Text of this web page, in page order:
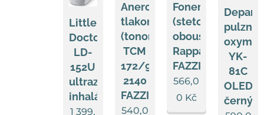
Little
Doctor
LD-
152U
ultrazvukový
inhalátor
1 399,
Aneroidní
tlakoměr
(tonometr)
TCM
172/95-
2140
FAZZINI
540,0
Fonendoskop
(stetoskop)
oboustranný
Rappaport
FAZZINI
566,0
0 Kč
Depan
pulzní
YK-
81C
OLED
černý